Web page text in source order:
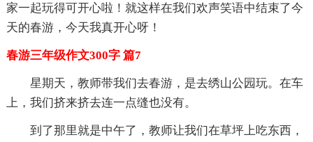
家一起玩得可开心啦！就这样在我们欢声笑语中结束了今
天的春游，今天我真开心呀！
春游三年级作文300字 篇7
星期天，教师带我们去春游，是去绣山公园玩。在车
上，我们挤来挤去连一点缝也没有。
到了那里就是中午了，教师让我们在草坪上吃东西，